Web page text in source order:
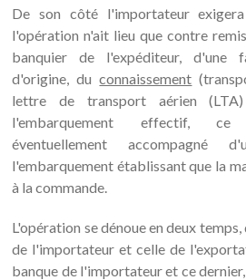
De son côté l'importateur
l'opération n'ait lieu que contre
banquier de l'expéditeur, d'une
d'origine, duconnaissement
lettre de transport aérien
l'embarquement effectif, ce
éventuellement
l'embarquement établissant que la
à la commande.
L'opération se dénoue en deux
de l'importateur et celle de
banque de l'importateur et ce